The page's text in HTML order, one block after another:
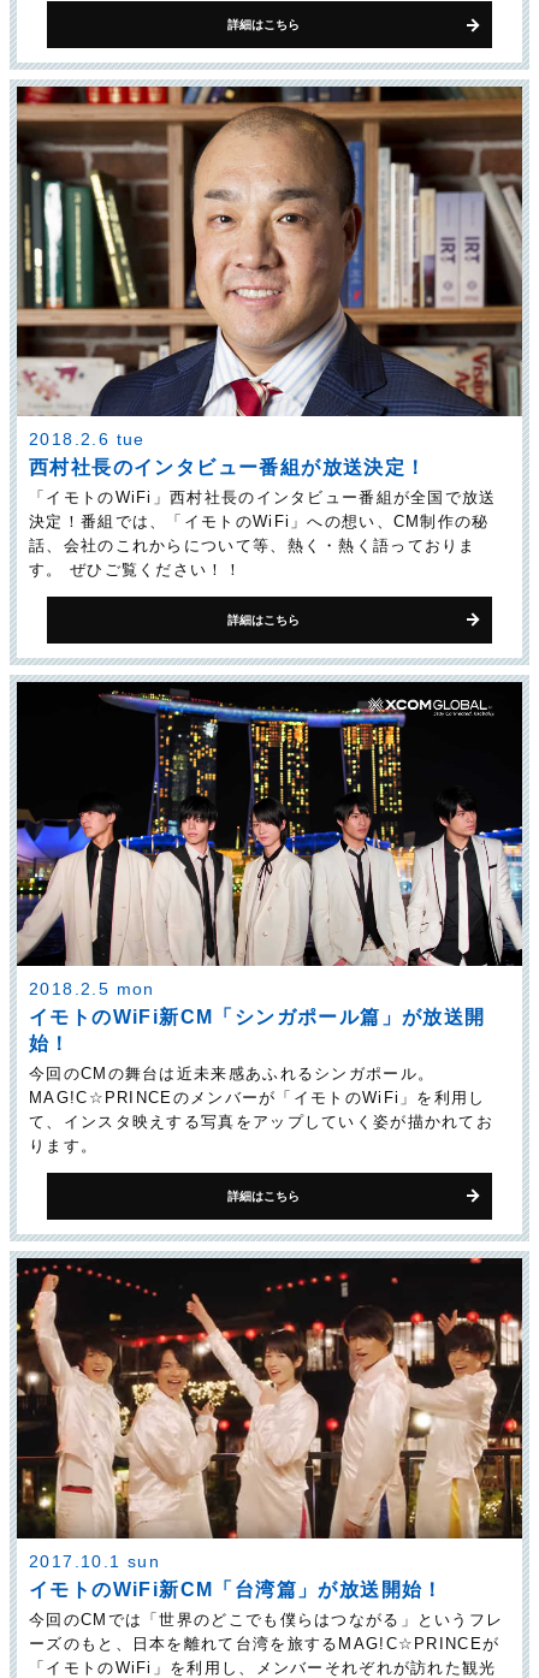
詳細はこちら
2018.2.6 tue
西村社長のインタビュー番組が放送決定！
「イモトのWiFi」西村社長のインタビュー番組が全国で放送
決定！番組では、「イモトのWiFi」への想い、CM制作の秘
話、会社のこれからについて等、熱く・熱く語っておりま
す。 ぜひご覧ください！！
詳細はこちら
2018.2.5 mon
イモトのWiFi新CM「シンガポール篇」が放送開
始！
今回のCMの舞台は近未来感あふれるシンガポール。
MAG!C☆PRINCEのメンバーが「イモトのWiFi」を利用し
て、インスタ映えする写真をアップしていく姿が描かれてお
ります。
詳細はこちら
2017.10.1 sun
イモトのWiFi新CM「台湾篇」が放送開始！
今回のCMでは「世界のどこでも僕らはつながる」というフレ
ーズのもと、日本を離れて台湾を旅するMAG!C☆PRINCEが
「イモトのWiFi」を利用し、メンバーそれぞれが訪れた観光